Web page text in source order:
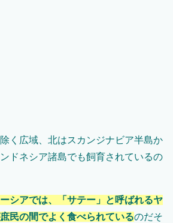
く広域、北はスカンジナビア半島か
ドネシア諸島でも飼育されているの
シアでは、「サテー」と呼ばれるヤ
民の間でよく食べられているのだそ